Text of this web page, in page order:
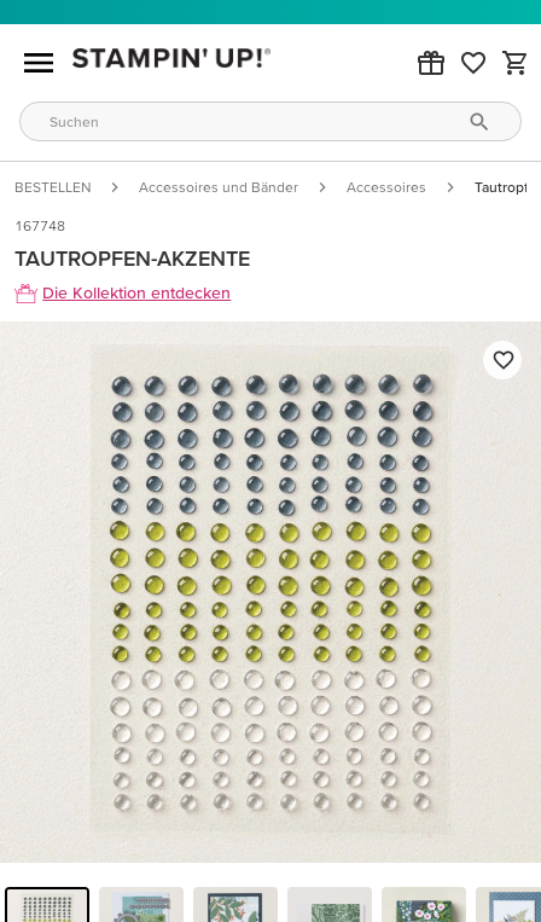
BESTELLEN Accessoires und Bänder Accessoires
167748
TAUTROPFEN-AKZENTE
Die Kollektion entdecken